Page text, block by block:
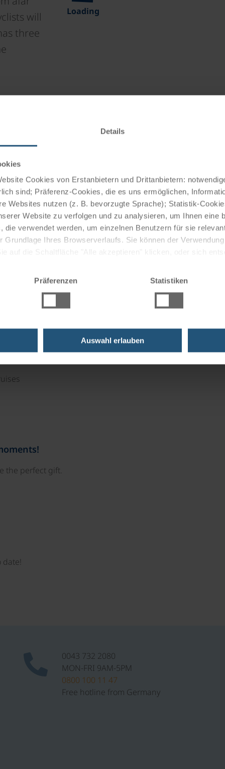
Details
Cookies von Erstanbietern und Drittanbietern:
sind; Präferenz-Cookies, die es uns ermöglichen,
Websites nutzen (z. B. bevorzugte Sprache); Statistik-
Website zu verfolgen und zu analysieren, um Ihnen eine
die verwendet werden, um einzelnen Benutzern für sie
Grundlage Ihres Browserverlaufs. Sie können der
Präferenzen Statistiken
Auswahl erlauben
will
three
Loading
from 1660 to 1710. The dome of the baroque master
construction and design of the Melk Abbey, is
the Order of the Immaculate Virgin Mary - OMJ. The
the Marian garden, the herb garden and the fruit
to 19:00, masses are organized on Sundays and
the perfect gift.
date!
0043 732 2080
MON-FRI 9AM-5PM
0800 100 11 47
Free hotline from Germany